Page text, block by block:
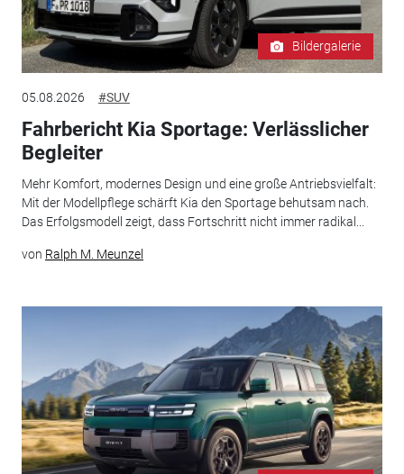
Bildergalerie
05.08.2026 #SUV
Fahrbericht Kia Sportage: Verlässlicher
Begleiter
Mehr Komfort, modernes Design und eine große Antriebsvielfalt:
Mit der Modellpflege schärft Kia den Sportage behutsam nach.
Das Erfolgsmodell zeigt, dass Fortschritt nicht immer radikal...
von Ralph M. Meunzel